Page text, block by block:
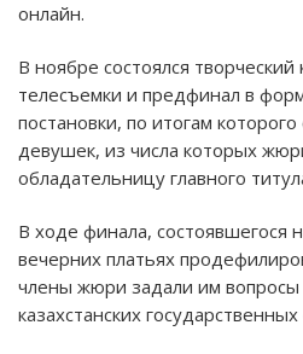
онлайн.
В ноябре состоялся
телесъемки и предфинал в
постановки, по итогам
девушек, из числа которых
обладательницу главного
В ходе финала, состоявшегося
вечерних платьях
члены жюри задали им
казахстанских